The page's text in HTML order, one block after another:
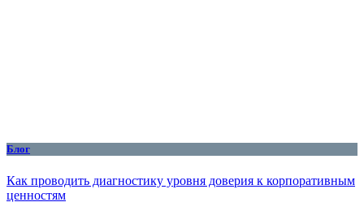
Блог
Как проводить диагностику уровня доверия к корпоративным
ценностям